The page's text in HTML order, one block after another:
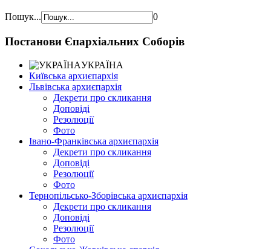
Пошук... 0
Постанови Єпархіальних Соборів
УКРАЇНА
Київська архиєпархія
Львівська архиєпархія
Декрети про скликання
Доповіді
Резолюції
Фото
Івано-Франківська архиєпархія
Декрети про скликання
Доповіді
Резолюції
Фото
Тернопільсько-Зборівська архиєпархія
Декрети про скликання
Доповіді
Резолюції
Фото